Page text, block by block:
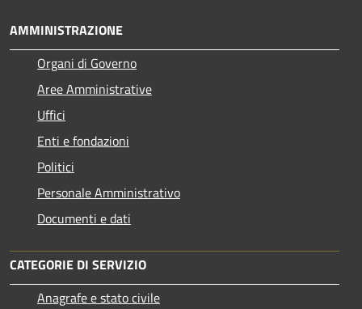
AMMINISTRAZIONE
Organi di Governo
Aree Amministrative
Uffici
Enti e fondazioni
Politici
Personale Amministrativo
Documenti e dati
CATEGORIE DI SERVIZIO
Anagrafe e stato civile